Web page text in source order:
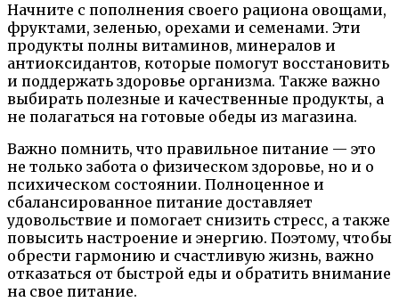
Начните с пополнения своего рациона овощами,
фруктами, зеленью, орехами и семенами. Эти
продукты полны витаминов, минералов и
антиоксидантов, которые помогут восстановить
и поддержать здоровье организма. Также важно
выбирать полезные и качественные продукты, а
не полагаться на готовые обеды из магазина.
Важно помнить, что правильное питание — это
не только забота о физическом здоровье, но и о
психическом состоянии. Полноценное и
сбалансированное питание доставляет
удовольствие и помогает снизить стресс, а также
повысить настроение и энергию. Поэтому, чтобы
обрести гармонию и счастливую жизнь, важно
отказаться от быстрой еды и обратить внимание
на свое питание.